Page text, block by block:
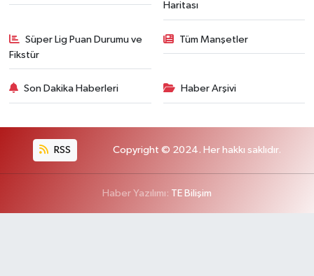
Haritası
Süper Lig Puan Durumu ve
Fikstür
Tüm Manşetler
Son Dakika Haberleri Haber Arşivi
RSS Copyright © 2024. Her hakkı saklıdır.
Haber Yazılımı: TE Bilişim